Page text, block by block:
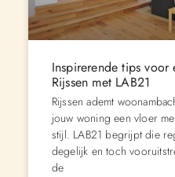
Inspirerende tips
Rijssen met LAB21
Rijssen ademt
jouw woning een vloer
stijl. LAB21 begrijpt die
degelijk en toch
de